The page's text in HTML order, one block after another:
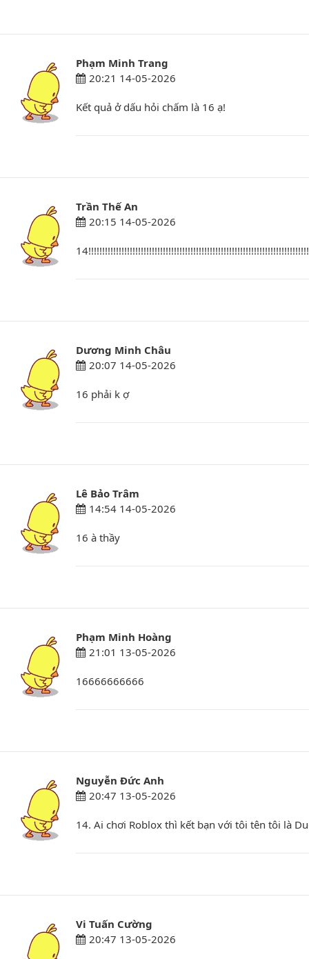
Phạm Minh Trang
20:21 14-05-2026
Kết quả ở dấu hỏi chấm là 16 ạ!
Trần Thế An
20:15 14-05-2026
Dương Minh Châu
20:07 14-05-2026
16 phải k ợ
Lê Bảo Trâm
14:54 14-05-2026
16 à thầy
Phạm Minh Hoàng
21:01 13-05-2026
16666666666
Nguyễn Đức Anh
20:47 13-05-2026
14. Ai chơi Roblox thì kết bạn với tôi tên tôi là
Vi Tuấn Cường
20:47 13-05-2026